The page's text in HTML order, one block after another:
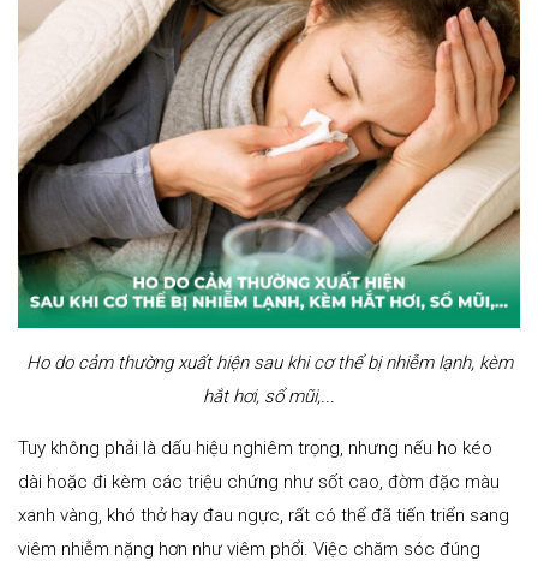
Ho do cảm thường xuất hiện sau khi cơ thể bị nhiễm lạnh, kèm
hắt hơi, sổ mũi,...
Tuy không phải là dấu hiệu nghiêm trọng, nhưng nếu ho kéo
dài hoặc đi kèm các triệu chứng như sốt cao, đờm đặc màu
xanh vàng, khó thở hay đau ngực, rất có thể đã tiến triển sang
viêm nhiễm nặng hơn như viêm phổi. Việc chăm sóc đúng